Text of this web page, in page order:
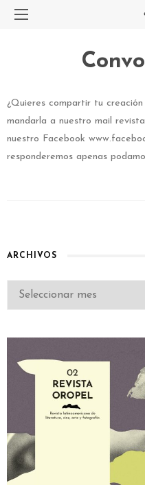
¿Quieres compartir tu
mandarla a nuestro mail
nuestro Facebook
responderemos apenas
ARCHIVOS